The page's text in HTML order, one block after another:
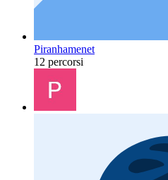
Piranhamenet
12 percorsi